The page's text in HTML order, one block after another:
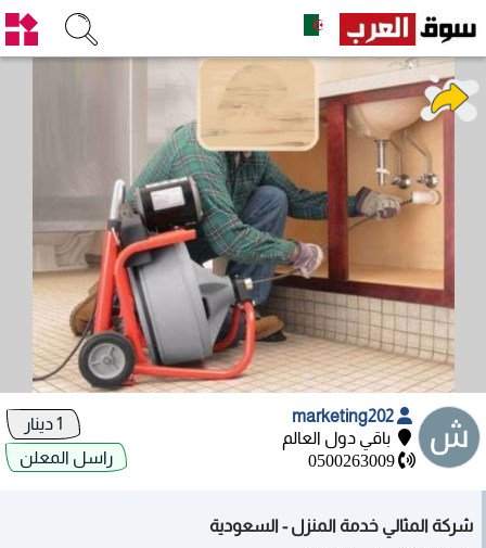
باقي دول العالم
0500263009
راسل المعلن
شركة المثالي خدمة المنزل - السعودية